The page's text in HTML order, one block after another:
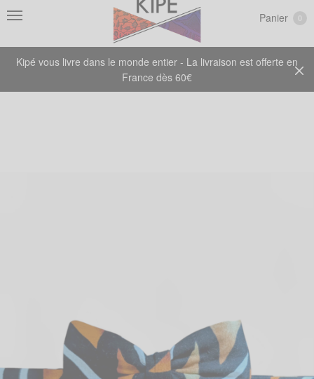
Kipé vous livre dans le monde entier - La livraison est offerte en
France dès 60€
Panier